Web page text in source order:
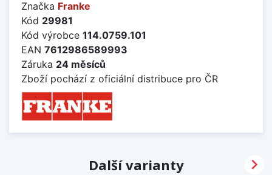
Značka Franke
Kód 29981
Kód výrobce 114.0759.101
EAN 7612986589993
Záruka 24 měsíců
Zboží pochází z oficiální distribuce pro ČR
Další varianty 